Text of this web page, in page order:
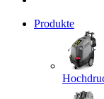
Produkte